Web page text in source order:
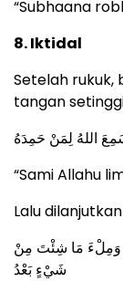
“Subhaana
8. Iktidal
Setelah rukuk,
tangan
اللهُ لِمَنْ حَمِدَهُ
“Sami Allahu
Lalu
وَمِلْءَ مَا شِئْتَ مِنْ
شَيْءٍ بَعْدُ